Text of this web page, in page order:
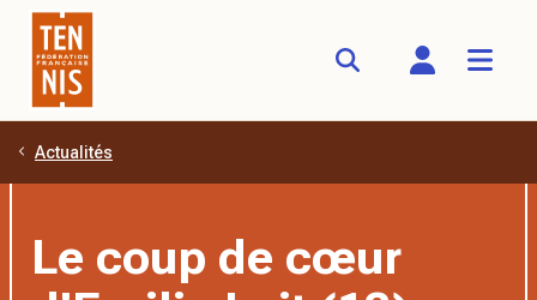
Aller au contenu principal
Actualités
Le coup de cœur